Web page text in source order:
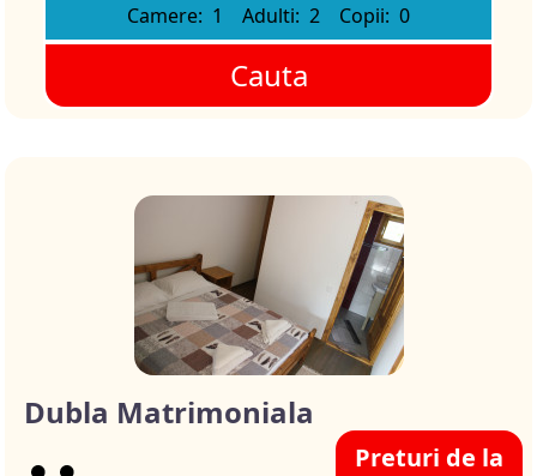
Camere: 1 Adulti: 2 Copii: 0
Cauta
Dubla Matrimoniala
Preturi de la